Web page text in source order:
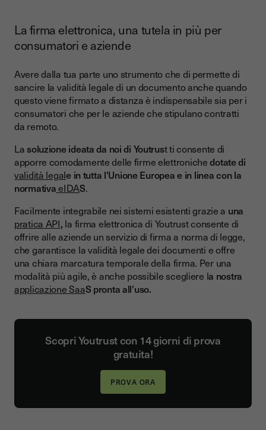
La firma elettronica, una tutela in più per
consumatori e aziende
Avere dalla tua parte uno strumento che di permette di
sancire la validità legale di un documento anche quando
questo viene firmato a distanza è indispensabile sia per i
consumatori che per le aziende che stipulano contratti
da remoto.
Lasoluzione ideata da noi di Youtrust ti consente di
apporre comodamente delle firme elettronichedotate di
validità legale in tutta l'Unione Europea e in linea con la
normativaeIDAS.
Facilmente integrabile nei sistemi esistenti grazie a una
pratica API, la firma elettronica di Youtrust consente di
offrire alle aziende un servizio di firma a norma di legge,
che garantisce la validità legale dei documenti e offre
una chiara marcatura temporale della firma. Per una
modalità più agile, è anche possibile scegliere la nostra
applicazione SaaS pronta all'uso.
Scopri Youtrust con 14 giorni di prova
gratuita!